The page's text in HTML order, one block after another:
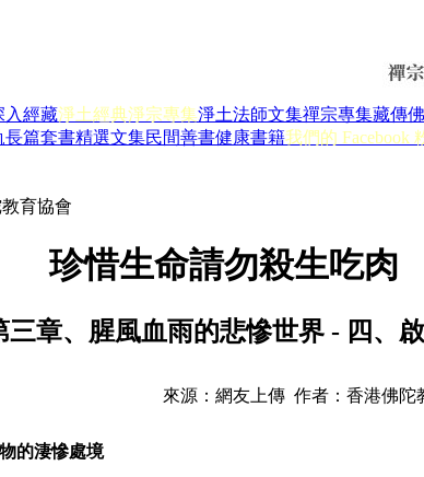
入經藏淨土經典淨宗專集淨土法師文集禪宗專集藏傳
長篇套書精選文集民間善書健康書籍我們的 Facebook
育協會
珍惜生命請勿殺生吃
三章、腥風血雨的悲慘世界 - 四、
來源：網友上傳 作者：香港佛陀
的淒慘處境